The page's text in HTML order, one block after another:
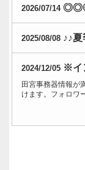
2026/07/14 ◎◎◎◎
2025/08/08 ♪♪
2024/12/05 ※イ
田宮事務器情報が
けます。フォロワ